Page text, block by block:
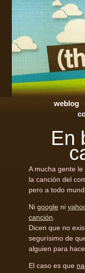
weblog
En
A mucha gente
la canción del
pero a todo
Ni google ni
canción
Dicen que no
segurísimo de
alguien para
El caso es que